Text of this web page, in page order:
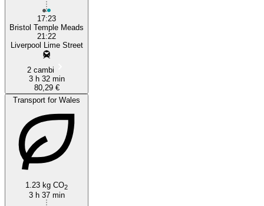
17:23
Bristol Temple Meads
21:22
Liverpool Lime Street
2 cambi
3 h 32 min
80,29 €
Transport for Wales
1.23 kg CO2
3 h 37 min